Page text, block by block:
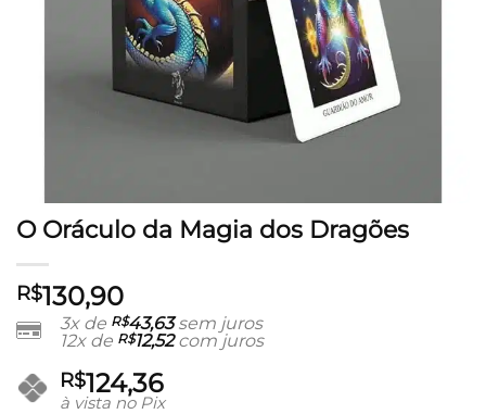
O Oráculo da Magia dos Dragões
R$130,90
3x de R$43,63sem juros
12x de R$12,52com juros
R$124,36
à vista no Pix